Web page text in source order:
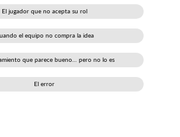
El error
El jugador que no acepta su rol
el equipo no compra la idea
que parece bueno… pero no lo es